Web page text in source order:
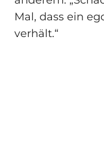
Mal, dass ein
verhält.“